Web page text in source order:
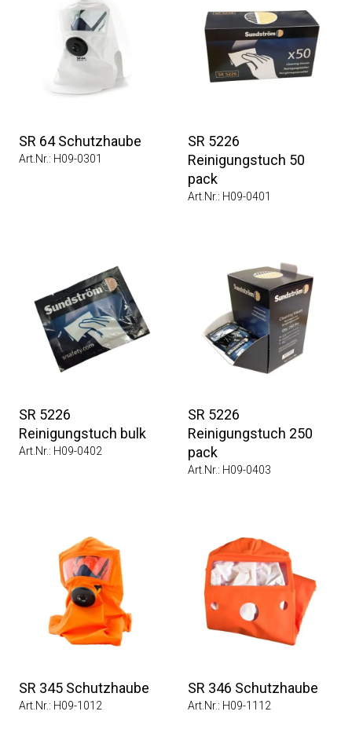
SR 64 Schutzhaube
Art.Nr.: H09-0301
SR 5226
Reinigungstuch 50
pack
Art.Nr.: H09-0401
SR 5226
Reinigungstuch bulk
Art.Nr.: H09-0402
SR 5226
Reinigungstuch 250
pack
Art.Nr.: H09-0403
SR 345 Schutzhaube
Art.Nr.: H09-1012
SR 346 Schutzhaube
Art.Nr.: H09-1112